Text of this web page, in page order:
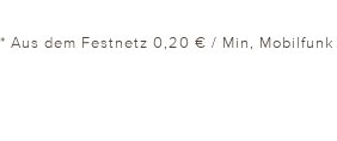
* Aus dem Festnetz 0,20 € / Min,